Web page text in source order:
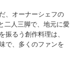
、オーナーシェフの
二人三脚で、地元に愛
振るう創作料理は、
で、多くのファンを